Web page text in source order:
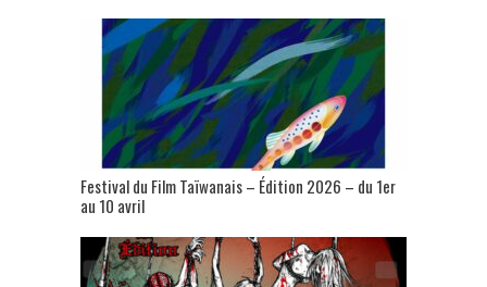
Festival du Film Taïwanais – Édition 2026 – du 1er
au 10 avril